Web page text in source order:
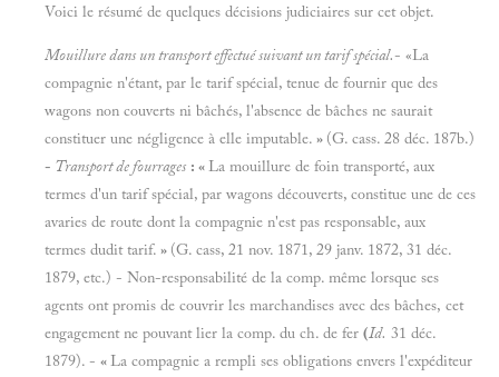
Voici le résumé de quelques décisions judiciaires sur cet objet.
Mouillure dans un transport effectué suivant un tarif spécial.- «La
compagnie n'étant, par le tarif spécial, tenue de fournir que des
wagons non couverts ni bâchés, l'absence de bâches ne saurait
constituer une négligence à elle imputable. » (G. cass. 28 déc. 187b.)
- Transport de fourrages : «La mouillure de foin transporté, aux
termes d'un tarif spécial, par wagons découverts, constitue une de ces
avaries de route dont la compagnie n'est pas responsable, aux
termes dudit tarif. » (G. cass, 21 nov. 1871, 29 janv. 1872, 31 déc.
1879, etc.) - Non-responsabilité de la comp. même lorsque ses
agents ont promis de couvrir les marchandises avec des bâches, cet
engagement ne pouvant lier la comp. du ch. de fer (Id. 31 déc.
1879). - «La compagnie a rempli ses obligations envers l'expéditeur